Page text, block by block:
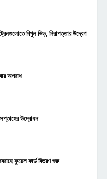
বিপুল ভিড়, নিরাপত্তার উদ্বেগ
অপরাধ
সপ্তাহের উদ্বোধন
ফুয়েল কার্ড বিতরণ শুরু